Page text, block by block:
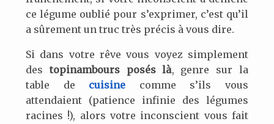
ce légume oublié pour s’exprimer, c’est qu’il
a sûrement un truc très précis à vous dire.
Si dans votre rêve vous voyez simplement
destopinambours posés là, genre sur la
table de cuisine comme s’ils vous
attendaient (patience infinie des légumes
racines !), alors votre inconscient vous fait